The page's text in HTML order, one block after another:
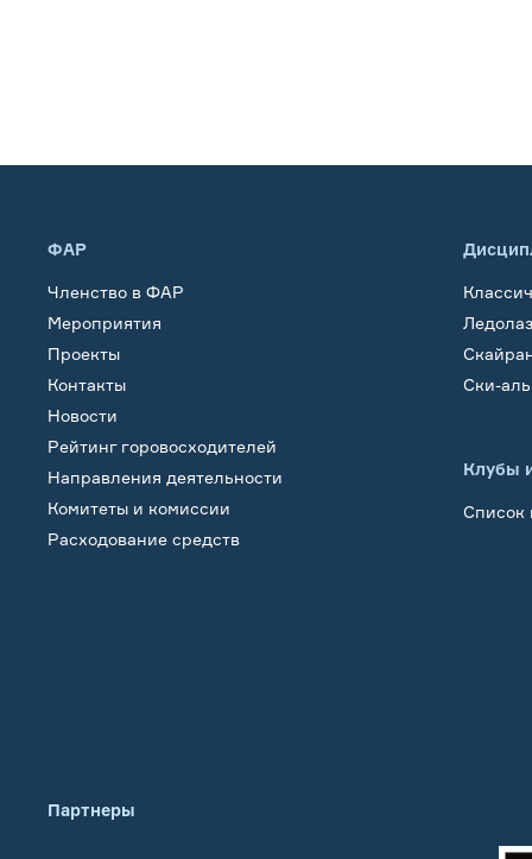
ФАР
Членство в ФАР
Мероприятия
Проекты
Контакты
Новости
Рейтинг горовосходителей
Направления деятельности
Комитеты и комиссии
Расходование средств
Ски-
Клубы
Список
Партнеры